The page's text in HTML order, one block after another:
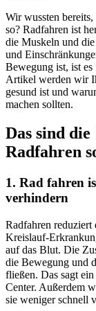
Wir wussten
so? Radfahren ist
die Muskeln und
und
Bewegung ist, ist
Artikel werden wir
gesund ist und
machen sollten.
Das sind
Radfahren
1. Rad fahren
verhindern
Radfahren
Kreislauf-
auf das Blut. Die
die Bewegung und
fließen. Das sagt
Center. Außerdem
sie weniger schnell